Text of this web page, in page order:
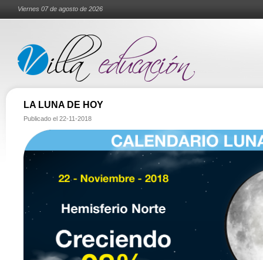
Viernes 07 de agosto de 2026
LA LUNA DE HOY
Publicado el 22-11-2018